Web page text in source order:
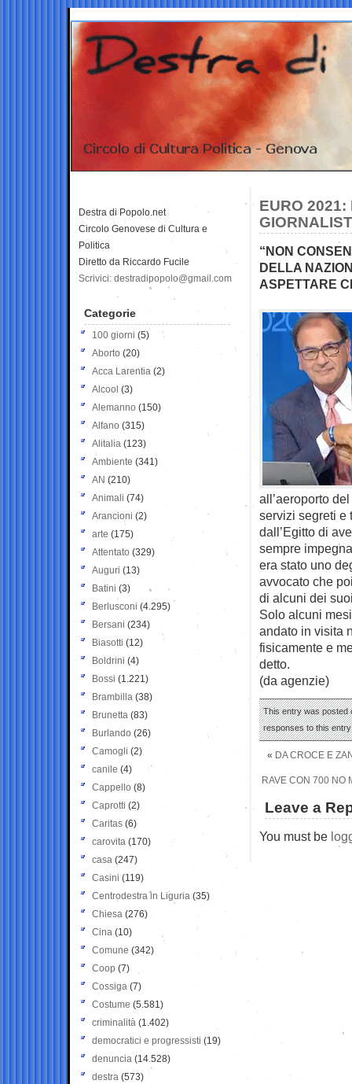
EURO
“NON
DELLA
ASPETTARE
all’aeroporto
servizi segreti e
dall’Egitto di
sempre
era stato uno
avvocato che
di alcuni dei
Solo alcuni
andato in visita
fisicamente e
detto.
(da agenzie)
This entry was posted
responses to this
« DA CROCE E
RAVE CON 700 NO
Leave a
You must be
Destra di Popolo.net
Circolo Genovese di Cultura e
Politica
Diretto da Riccardo Fucile
Scrivici: destradipopolo@gmail.com
Categorie
100 giorni (5)
Aborto (20)
Acca Larentia (2)
Alcool (3)
Alemanno (150)
Alfano (315)
Alitalia (123)
Ambiente (341)
AN (210)
Animali (74)
Arancioni (2)
arte (175)
Attentato (329)
Auguri (13)
Batini (3)
Berlusconi (4.295)
Bersani (234)
Biasotti (12)
Boldrini (4)
Bossi (1.221)
Brambilla (38)
Brunetta (83)
Burlando (26)
Camogli (2)
canile (4)
Cappello (8)
Caprotti (2)
Caritas (6)
carovita (170)
casa (247)
Casini (119)
Centrodestra in Liguria (35)
Chiesa (276)
Cina (10)
Comune (342)
Coop (7)
Cossiga (7)
Costume (5.581)
criminalità (1.402)
democratici e progressisti (19)
denuncia (14.528)
destra (573)